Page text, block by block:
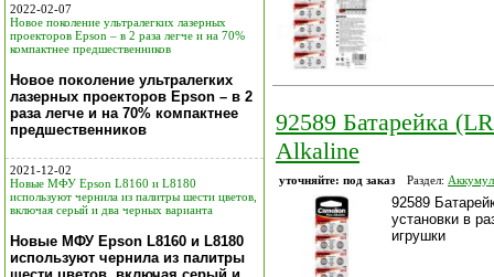
2022-02-07
Новое поколение ультралегких лазерных
проекторов Epson – в 2 раза легче и на 70%
компактнее предшественников
Новое поколение ультралегких
лазерных проекторов Epson – в 2
раза легче и на 70% компактнее
предшественников
2021-12-02
Новые МФУ Epson L8160 и L8180
используют чернила из палитры шести цветов,
включая серый и два черных варианта
Новые МФУ Epson L8160 и L8180
используют чернила из палитры
92589 Батарейка
Alkaline
уточняйте: под заказ Раздел:
92589
установки в
игрушки